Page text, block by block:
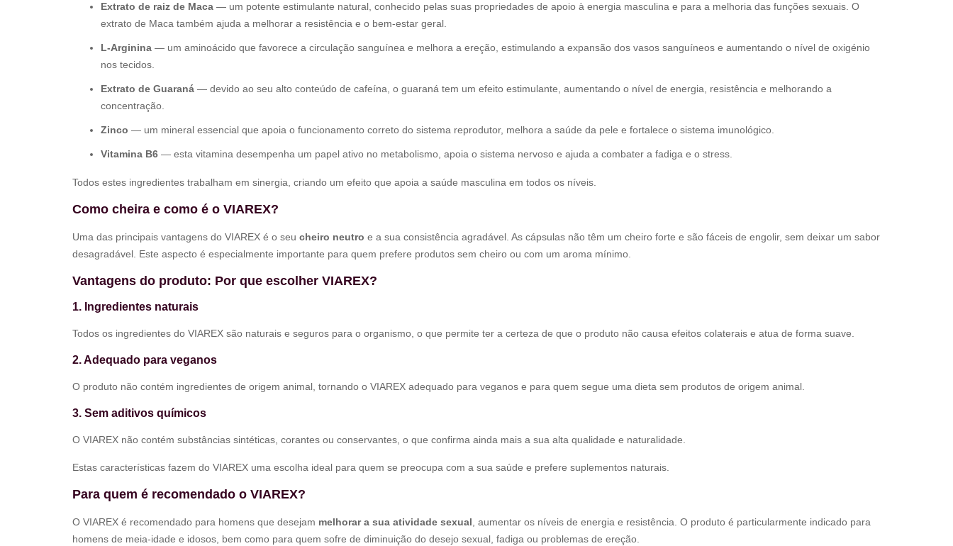
Extrato de raiz de Maca — um potente estimulante natural, conhecido pelas suas propriedades de apoio à energia masculina e para a melhoria das funções sexuais. O
extrato de Maca também ajuda a melhorar a resistência e o bem-estar geral.
L-Arginina — um aminoácido que favorece a circulação sanguínea e melhora a ereção, estimulando a expansão dos vasos sanguíneos e aumentando o nível de oxigénio
nos tecidos.
Extrato de Guaraná — devido ao seu alto conteúdo de cafeína, o guaraná tem um efeito estimulante, aumentando o nível de energia, resistência e melhorando a
concentração.
Zinco — um mineral essencial que apoia o funcionamento correto do sistema reprodutor, melhora a saúde da pele e fortalece o sistema imunológico.
Vitamina B6 — esta vitamina desempenha um papel ativo no metabolismo, apoia o sistema nervoso e ajuda a combater a fadiga e o stress.
Todos estes ingredientes trabalham em sinergia, criando um efeito que apoia a saúde masculina em todos os níveis.
Como cheira e como é o VIAREX?
Uma das principais vantagens do VIAREX é o seu cheiro neutro e a sua consistência agradável. As cápsulas não têm um cheiro forte e são fáceis de engolir, sem deixar um sabor
desagradável. Este aspecto é especialmente importante para quem prefere produtos sem cheiro ou com um aroma mínimo.
Vantagens do produto: Por que escolher VIAREX?
1. Ingredientes naturais
Todos os ingredientes do VIAREX são naturais e seguros para o organismo, o que permite ter a certeza de que o produto não causa efeitos colaterais e atua de forma suave.
2. Adequado para veganos
O produto não contém ingredientes de origem animal, tornando o VIAREX adequado para veganos e para quem segue uma dieta sem produtos de origem animal.
3. Sem aditivos químicos
O VIAREX não contém substâncias sintéticas, corantes ou conservantes, o que confirma ainda mais a sua alta qualidade e naturalidade.
Estas características fazem do VIAREX uma escolha ideal para quem se preocupa com a sua saúde e prefere suplementos naturais.
Para quem é recomendado o VIAREX?
O VIAREX é recomendado para homens que desejam melhorar a sua atividade sexual, aumentar os níveis de energia e resistência. O produto é particularmente indicado para
homens de meia-idade e idosos, bem como para quem sofre de diminuição do desejo sexual, fadiga ou problemas de ereção.